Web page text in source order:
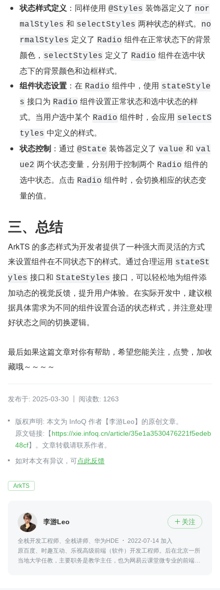
状态样式定义 ：同样使用 ​ ​@Styles​ ​​ 装饰器定义了 ​ ​nor
malStyles​ ​​ 和 ​ ​selectStyles​ ​​ 两种状态的样式。​
​no
rmalStyles​ ​​ 定义了 ​ ​Radio​ ​​ 组件在正常状态下的背景
颜色，​ ​selectStyles​ ​​ 定义了 ​ ​Radio​ ​ 组件在选中状
态下的背景颜色和边框样式。
组件状态设置 ：在 ​ ​Radio​ ​​ 组件中，使用 ​ ​stateStyle
s​ ​​ 接口为 ​ ​Radio​ ​​ 组件设置正常状态和选中状态的样
式。当用户选中某个 ​ ​Radio​ ​​ 组件时，会应用 ​ ​selectS
tyles​ ​ 中定义的样式。
状态控制 ：通过 ​ ​@State​ ​​ 装饰器定义了 ​ ​value​ ​​ 和 ​ ​val
ue2​ ​​ 两个状态变量，分别用于控制两个 ​ ​Radio​ ​​ 组件的
选中状态。点击 ​ ​Radio​ ​ 组件时，会切换相应的状态变
量的值。
三、总结
ArkTS 的多态样式为开发者提供了一种强大而灵活的方式
来设置组件在不同状态下的样式。通过合理运用 ​ ​stateSt
yles​ ​​ 接口和 ​ ​StateStyles​ ​ 接口，可以轻松地为组件添
加动态的视觉反馈，提升用户体验。在实际开发中，建议根
据具体需求为不同的组件设置合适的状态样式，并注意处理
好状态之间的切换逻辑。
最后如果这篇文章对你有帮助，希望您能关注，点赞，加收
藏哦～～～～
发布于: 2025-03-30 阅读数: 1263
版权声明: 本文为 InfoQ 作者【李游Leo】的原创文章。
原文链接:【https://xie.infoq.cn/article/35e1a3530476221f5edeb
48cf】。文章转载请联系作者。
如对本文有异议，可点此反馈
ArkTS
李游Leo  关注
全栈开发工程师、全栈讲师、华为HDE
2022-07-14 加入
原百度、时趣互动、乐视高级前端（软件）开发工程师。后在北京一所
当地大学任教，主要职务是教学主任，也为网易云课堂微专业的前端课